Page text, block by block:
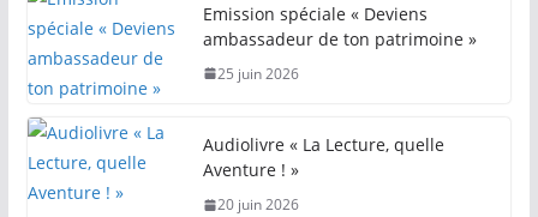
Emission spéciale « Deviens
ambassadeur de ton patrimoine »
25 juin 2026
Audiolivre « La Lecture, quelle
Aventure ! »
20 juin 2026